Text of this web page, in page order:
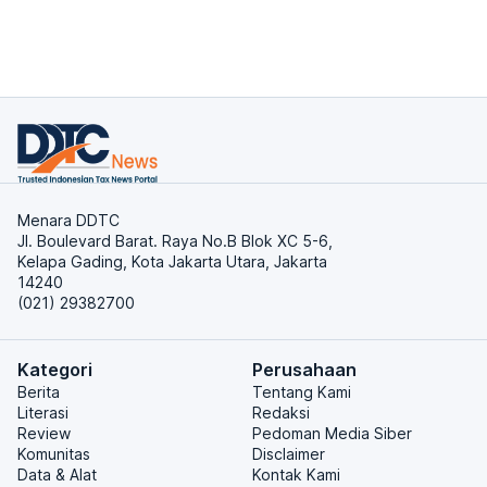
Menara DDTC
Jl. Boulevard Barat. Raya No.B Blok XC 5-6,
Kelapa Gading, Kota Jakarta Utara, Jakarta
14240
(021) 29382700
Kategori
Berita
Literasi
Review
Komunitas
Data & Alat
Perusahaan
Tentang Kami
Redaksi
Pedoman Media Siber
Disclaimer
Kontak Kami